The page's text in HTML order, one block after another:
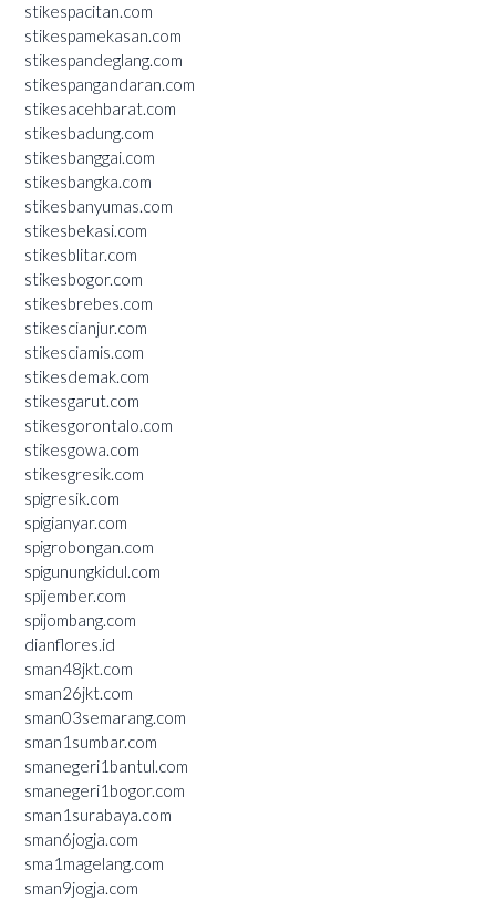
stikespacitan.com
stikespamekasan.com
stikespandeglang.com
stikespangandaran.com
stikesacehbarat.com
stikesbadung.com
stikesbanggai.com
stikesbangka.com
stikesbanyumas.com
stikesbekasi.com
stikesblitar.com
stikesbogor.com
stikesbrebes.com
stikescianjur.com
stikesciamis.com
stikesdemak.com
stikesgarut.com
stikesgorontalo.com
stikesgowa.com
stikesgresik.com
spigresik.com
spigianyar.com
spigrobongan.com
spigunungkidul.com
spijember.com
spijombang.com
dianflores.id
sman48jkt.com
sman26jkt.com
sman03semarang.com
sman1sumbar.com
smanegeri1bantul.com
smanegeri1bogor.com
sman1surabaya.com
sman6jogja.com
sma1magelang.com
sman9jogja.com